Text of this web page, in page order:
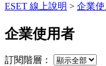
ESET 線上說明 > 企業
企業使用者
訂閱階層：